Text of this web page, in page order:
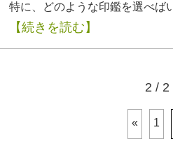
特に、どのような印鑑を選べば
【続きを読む】
2 / 2
« 1